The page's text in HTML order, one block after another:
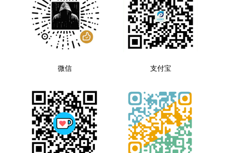
微信 支付宝